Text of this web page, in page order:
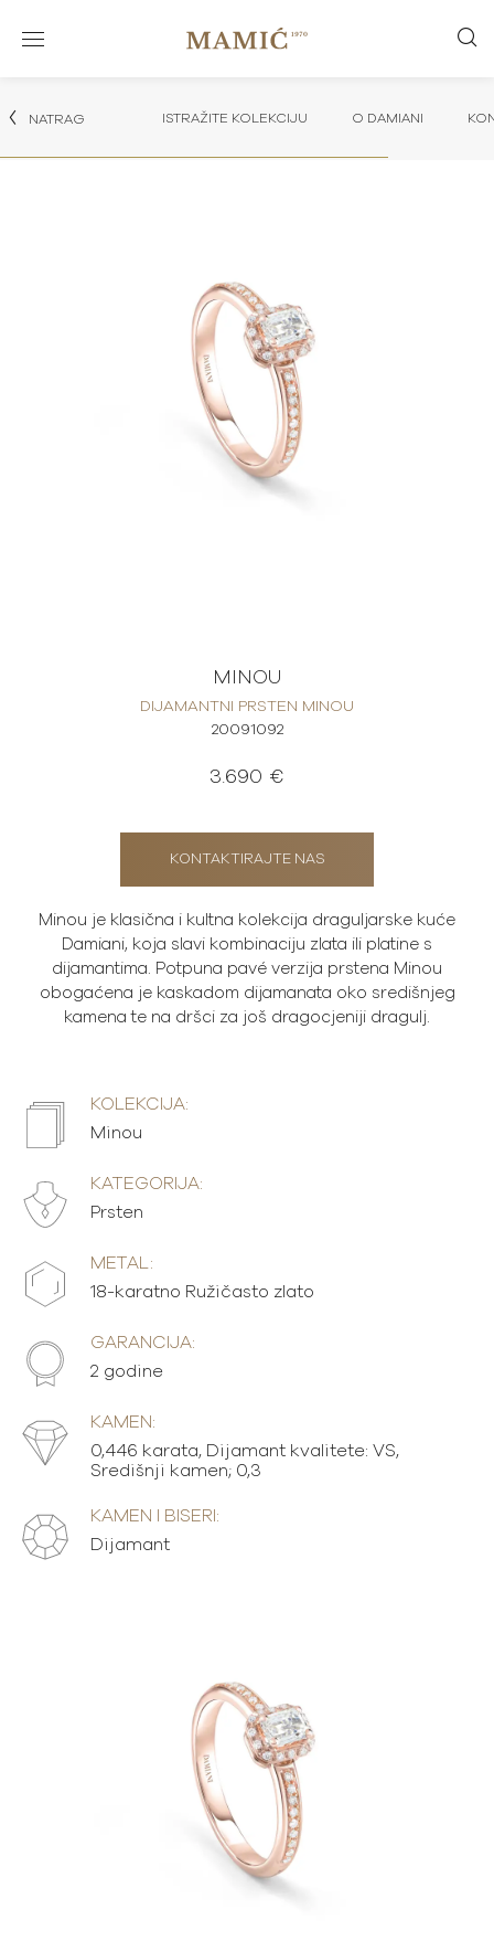
NATRAG ISTRAŽITE KOLEKCIJU O DAMIANI
MINOU
DIJAMANTNI PRSTEN MINOU
20091092
3.690 €
KONTAKTIRAJTE NAS
Minou je klasična i kultna kolekcija draguljarske kuće
Damiani, koja slavi kombinaciju zlata ili platine s
dijamantima. Potpuna pavé verzija prstena Minou
obogaćena je kaskadom dijamanata oko središnjeg
kamena te na dršci za još dragocjeniji dragulj.
KOLEKCIJA:
Minou
KATEGORIJA:
Prsten
METAL:
18-karatno Ružičasto zlato
GARANCIJA:
2 godine
KAMEN:
0,446 karata, Dijamant kvalitete: VS,
Središnji kamen; 0,3
KAMEN I BISERI:
Dijamant